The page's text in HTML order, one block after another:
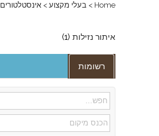
Home
> בעלי מקצוע > אינסטלטורים
איתור נזילות (1)
רשומות